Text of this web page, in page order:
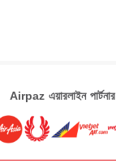
Airpaz এয়ারলাইন পার্টনার